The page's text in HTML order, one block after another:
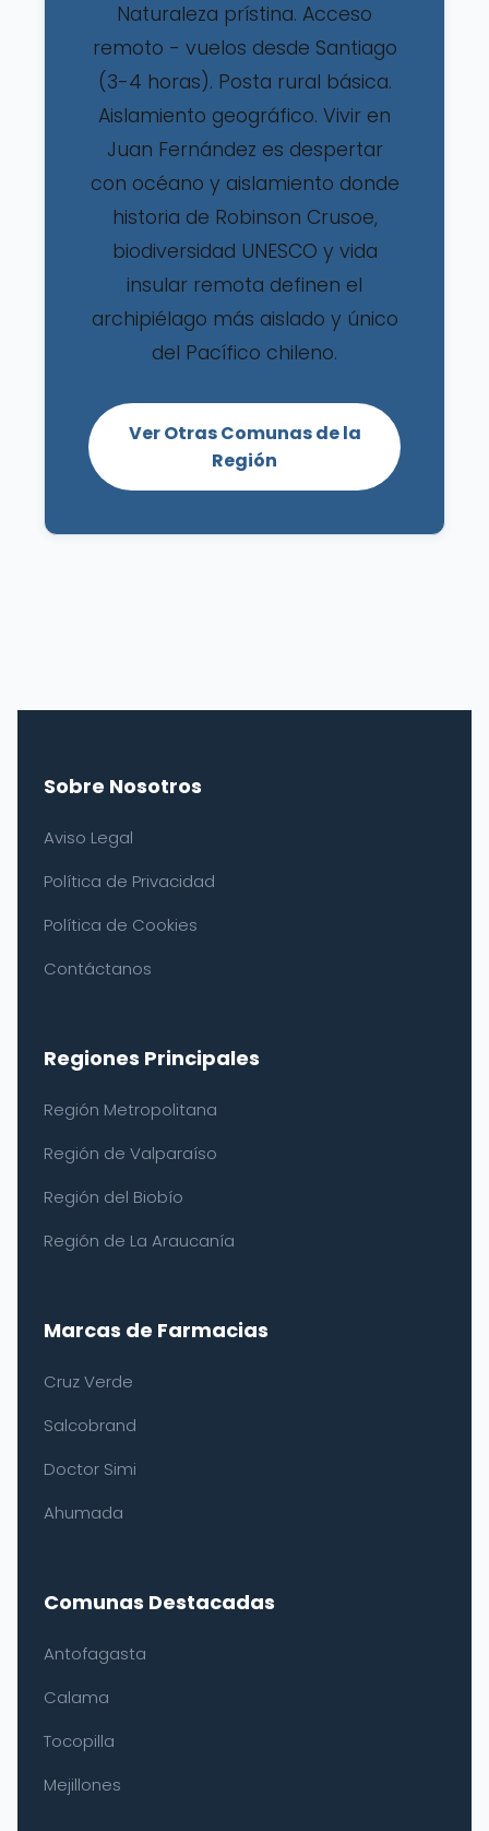
Naturaleza prístina. Acceso
remoto - vuelos desde Santiago
(3-4 horas). Posta rural básica.
Aislamiento geográfico. Vivir en
Juan Fernández es despertar
con océano y aislamiento donde
historia de Robinson Crusoe,
biodiversidad UNESCO y vida
insular remota definen el
archipiélago más aislado y único
del Pacífico chileno.
Ver Otras Comunas de la
Región
Sobre Nosotros
Aviso Legal
Política de Privacidad
Política de Cookies
Contáctanos
Regiones Principales
Región Metropolitana
Región de Valparaíso
Región del Biobío
Región de La Araucanía
Marcas de Farmacias
Cruz Verde
Salcobrand
Doctor Simi
Ahumada
Comunas Destacadas
Antofagasta
Calama
Tocopilla
Mejillones